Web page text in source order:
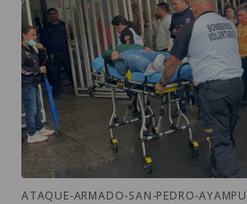
ATAQUE-ARMADO-SAN-PEDRO-